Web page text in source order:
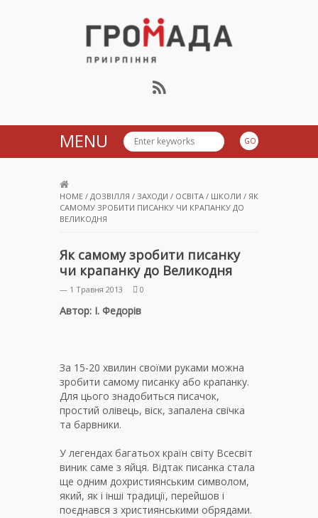
Громада Приірпіння
MENU
HOME / ДОЗВІЛЛЯ / ЗАХОДИ / ОСВІТА / ШКОЛИ / ЯК
САМОМУ ЗРОБИТИ ПИСАНКУ ЧИ КРАПАНКУ ДО
ВЕЛИКОДНЯ
Як самому зробити писанку
чи крапанку до Великодня
— 1 Травня 2013 0
Автор: І. Федорів
За 15-20 хвилин своїми руками можна
зробити самому писанку або крапанку.
Для цього знадобиться писачок,
простий олівець, віск, запалена свічка
та барвники.
У легендах багатьох країн світу Всесвіт
виник саме з яйця. Відтак писанка стала
ще одним дохристиянським символом,
який, як і інші традиції, перейшов і
поєднався з християнськими обрядами.